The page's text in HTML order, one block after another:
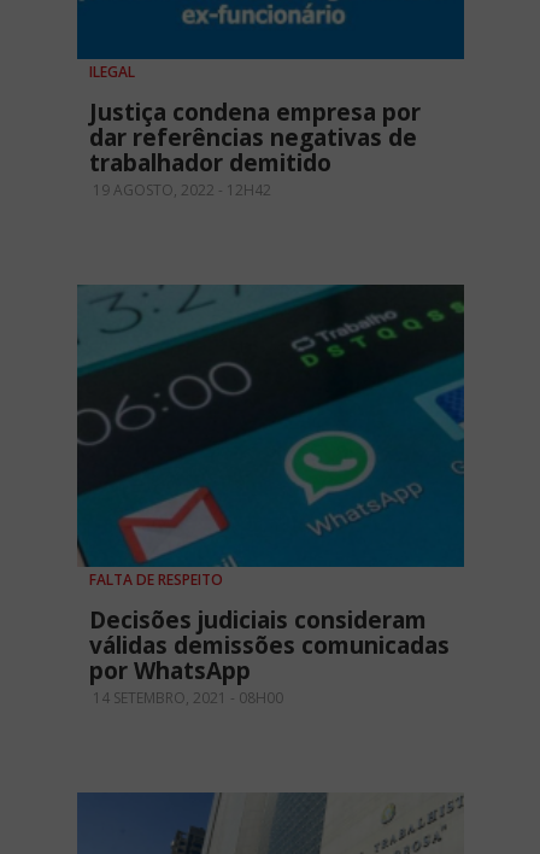
ILEGAL
Justiça condena empresa por
dar referências negativas de
trabalhador demitido
19 AGOSTO, 2022 - 12H42
FALTA DE RESPEITO
Decisões judiciais consideram
válidas demissões comunicadas
por WhatsApp
14 SETEMBRO, 2021 - 08H00